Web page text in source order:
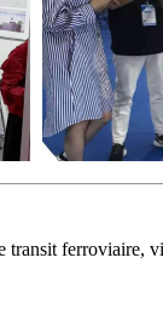
ferroviaire,